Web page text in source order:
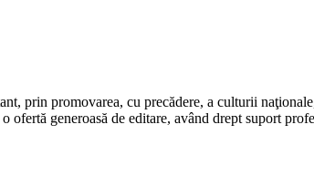
prin promovarea, cu precădere, a culturii
generoasă de editare, având drept suport